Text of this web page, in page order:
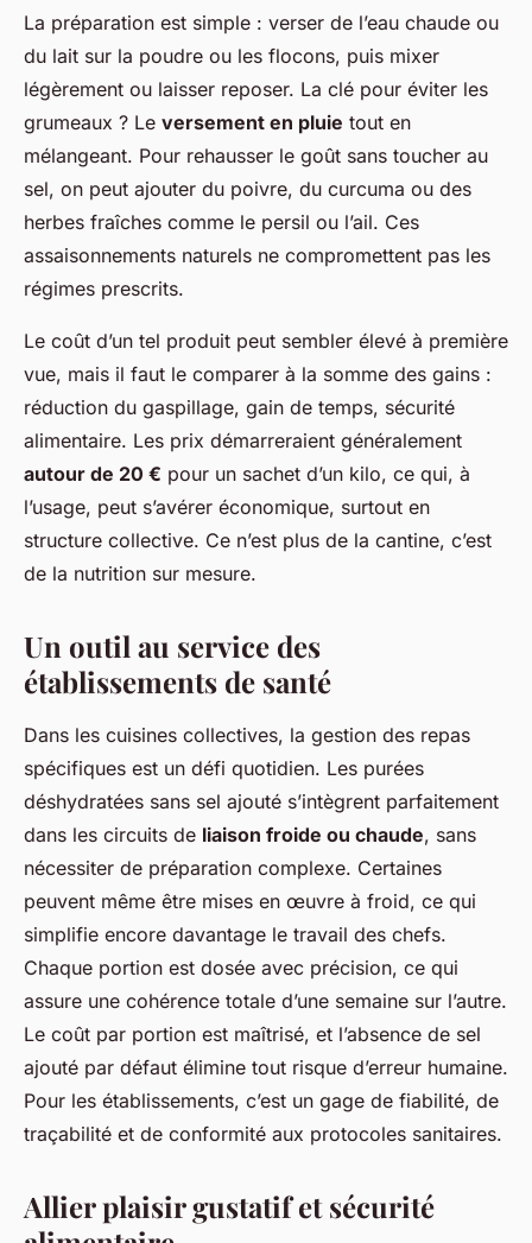
La préparation est simple : verser de l’eau chaude ou
du lait sur la poudre ou les flocons, puis mixer
légèrement ou laisser reposer. La clé pour éviter les
grumeaux ? Le versement en pluie tout en
mélangeant. Pour rehausser le goût sans toucher au
sel, on peut ajouter du poivre, du curcuma ou des
herbes fraîches comme le persil ou l’ail. Ces
assaisonnements naturels ne compromettent pas les
régimes prescrits.
Le coût d’un tel produit peut sembler élevé à première
vue, mais il faut le comparer à la somme des gains :
réduction du gaspillage, gain de temps, sécurité
alimentaire. Les prix démarreraient généralement
autour de 20 € pour un sachet d’un kilo, ce qui, à
l’usage, peut s’avérer économique, surtout en
structure collective. Ce n’est plus de la cantine, c’est
de la nutrition sur mesure.
Un outil au service des
établissements de santé
Dans les cuisines collectives, la gestion des repas
spécifiques est un défi quotidien. Les purées
déshydratées sans sel ajouté s’intègrent parfaitement
dans les circuits de liaison froide ou chaude, sans
nécessiter de préparation complexe. Certaines
peuvent même être mises en œuvre à froid, ce qui
simplifie encore davantage le travail des chefs.
Chaque portion est dosée avec précision, ce qui
assure une cohérence totale d’une semaine sur l’autre.
Le coût par portion est maîtrisé, et l’absence de sel
ajouté par défaut élimine tout risque d’erreur humaine.
Pour les établissements, c’est un gage de fiabilité, de
traçabilité et de conformité aux protocoles sanitaires.
Allier plaisir gustatif et sécurité